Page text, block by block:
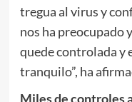
tregua al virus y
nos ha preocupado
quede controlada y
tranquilo”, ha
Miles de controles